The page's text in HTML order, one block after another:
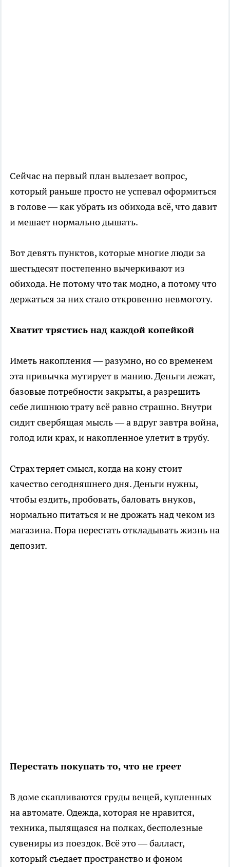
Сейчас на первый план вылезает вопрос,
который раньше просто не успевал оформиться
в голове — как убрать из обихода всё, что давит
и мешает нормально дышать.
Вот девять пунктов, которые многие люди за
шестьдесят постепенно вычеркивают из
обихода. Не потому что так модно, а потому что
держаться за них стало откровенно невмоготу.
Хватит трястись над каждой копейкой
Иметь накопления — разумно, но со временем
эта привычка мутирует в манию. Деньги лежат,
базовые потребности закрыты, а разрешить
себе лишнюю трату всё равно страшно. Внутри
сидит свербящая мысль — а вдруг завтра война,
голод или крах, и накопленное улетит в трубу.
Страх теряет смысл, когда на кону стоит
качество сегодняшнего дня. Деньги нужны,
чтобы ездить, пробовать, баловать внуков,
нормально питаться и не дрожать над чеком из
магазина. Пора перестать откладывать жизнь на
депозит.
Перестать покупать то, что не греет
В доме скапливаются груды вещей, купленных
на автомате. Одежда, которая не нравится,
техника, пылящаяся на полках, бесполезные
сувениры из поездок. Всё это — балласт,
который съедает пространство и фоном